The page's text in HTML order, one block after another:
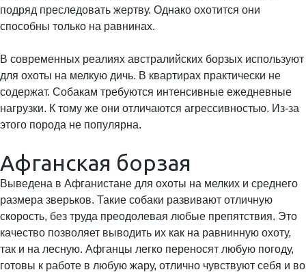
подряд преследовать жертву. Однако охотится они
способны только на равнинах.
В современных реалиях австралийских борзых используют
для охоты на мелкую дичь. В квартирах практически не
содержат. Собакам требуются интенсивные ежедневные
нагрузки. К тому же они отличаются агрессивностью. Из-за
этого порода не популярна.
Афганская борзая
Выведена в Афганистане для охоты на мелких и среднего
размера зверьков. Такие собаки развивают отличную
скорость, без труда преодолевая любые препятствия. Это
качество позволяет выводить их как на равнинную охоту,
так и на лесную. Афганцы легко переносят любую погоду,
готовы к работе в любую жару, отлично чувствуют себя и во